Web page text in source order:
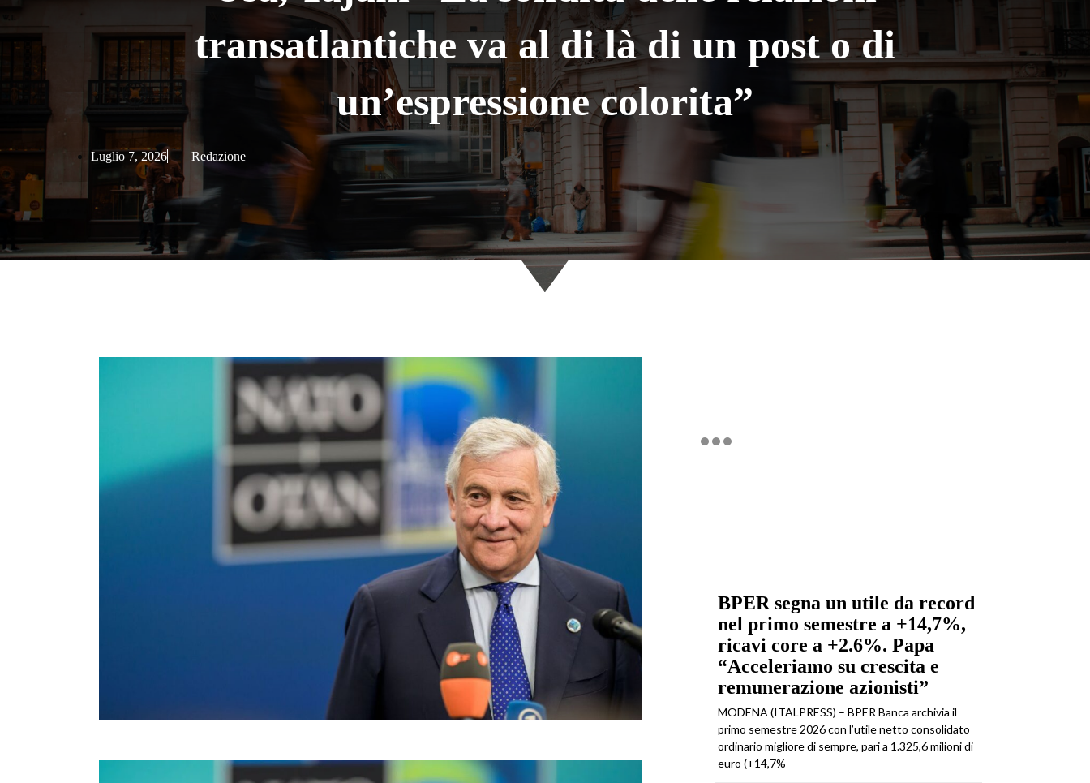
transatlantiche va al di là di un post o di
un’espressione colorita”
Luglio 7, 2026 Redazione
BPER segna un utile da record
nel primo semestre a +14,7%,
ricavi core a +2.6%. Papa
“Acceleriamo su crescita e
remunerazione azionisti”
MODENA (ITALPRESS) – BPER Banca archivia il
primo semestre 2026 con l’utile netto consolidato
ordinario migliore di sempre, pari a 1.325,6 milioni di
euro (+14,7%